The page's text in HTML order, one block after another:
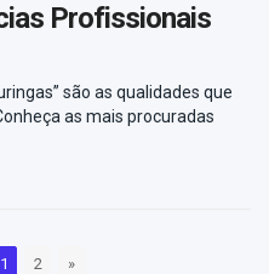
Profissionais
são as qualidades que
as mais procuradas
1 2 »